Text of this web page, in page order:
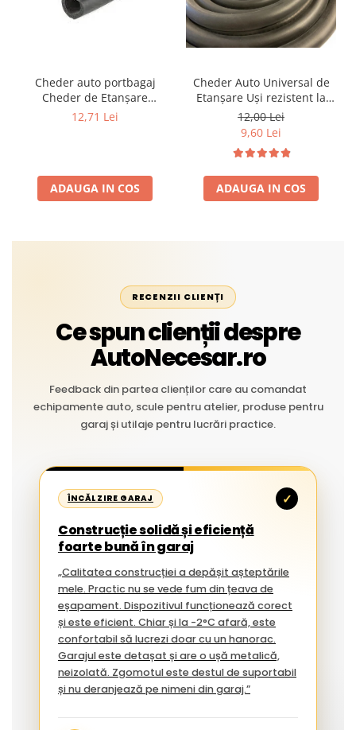
Cheder auto portbagaj
Cheder de Etanșare
Profesional din Cauciuc -
Liniar
12,71 Lei
ADAUGA IN COS
Cheder Auto Universal de
Etanșare Uși rezistent la
intemperii, raze UV,
îmbătrânire și temperaturi
extreme
12,00 Lei
9,60 Lei
ADAUGA IN COS
RECENZII CLIENȚI
Ce spun clienții despre
AutoNecesar.ro
Feedback din partea clienților care au comandat
echipamente auto, scule pentru atelier, produse pentru
garaj și utilaje pentru lucrări practice.
ÎNCĂLZIRE GARAJ ✓
Construcție solidă și eficiență
foarte bună în garaj
„Calitatea construcției a depășit așteptările
mele. Practic nu se vede fum din țeava de
eșapament. Dispozitivul funcționează corect
și este eficient. Chiar și la -2°C afară, este
confortabil să lucrezi doar cu un hanorac.
Garajul este detașat și are o ușă metalică,
neizolată. Zgomotul este destul de suportabil
și nu deranjează pe nimeni din garaj.”